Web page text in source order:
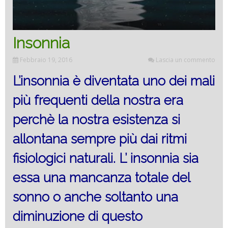
Insonnia
Febbraio 19, 2016 Lascia un commento
L’insonnia è diventata uno dei mali
più frequenti della nostra era
perchè la nostra esistenza si
allontana sempre più dai ritmi
fisiologici naturali. L’ insonnia sia
essa una mancanza totale del
sonno o anche soltanto una
diminuzione di questo